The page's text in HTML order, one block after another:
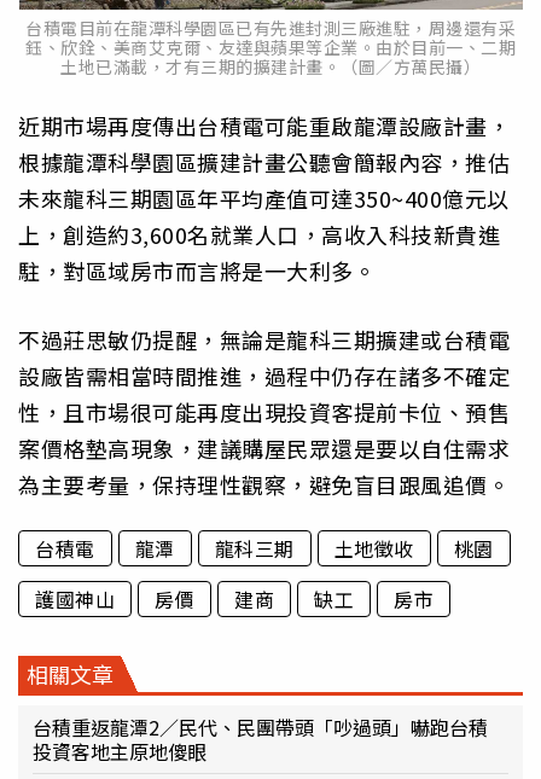
台積電目前在龍潭科學園區已有先進封測三廠進駐，周邊還有采
鈺、欣銓、美商艾克爾、友達與蘋果等企業。由於目前一、二期
土地已滿載，才有三期的擴建計畫。（圖／方萬民攝）
近期市場再度傳出台積電可能重啟龍潭設廠計畫，
根據龍潭科學園區擴建計畫公聽會簡報內容，推估
未來龍科三期園區年平均產值可達350~400億元以
上，創造約3,600名就業人口，高收入科技新貴進
駐，對區域房市而言將是一大利多。
不過莊思敏仍提醒，無論是龍科三期擴建或台積電
設廠皆需相當時間推進，過程中仍存在諸多不確定
性，且市場很可能再度出現投資客提前卡位、預售
案價格墊高現象，建議購屋民眾還是要以自住需求
為主要考量，保持理性觀察，避免盲目跟風追價。
台積電 龍潭 龍科三期 土地徵收
桃園
護國神山
房價 建商 缺工 房市
相關文章
台積重返龍潭2／民代、民團帶頭「吵過頭」嚇跑台積
投資客地主原地傻眼